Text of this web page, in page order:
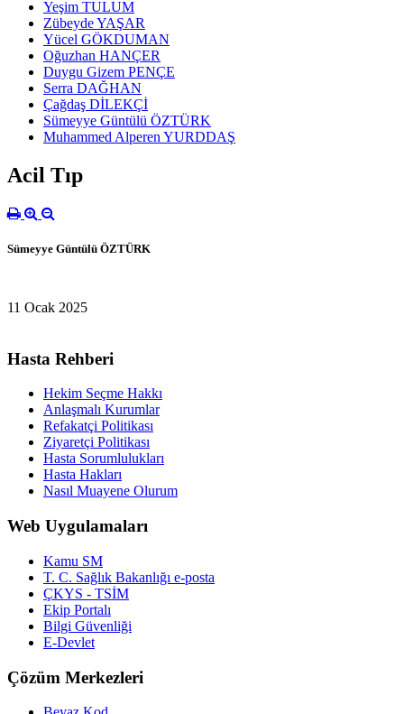
Yeşim TULUM
Zübeyde YAŞAR
Yücel GÖKDUMAN
Oğuzhan HANÇER
Duygu Gizem PENÇE
Serra DAĞHAN
Çağdaş DİLEKÇİ
Sümeyye Güntülü ÖZTÜRK
Muhammed Alperen YURDDAŞ
Acil Tıp
Sümeyye Güntülü ÖZTÜRK
11 Ocak 2025
Hasta Rehberi
Hekim Seçme Hakkı
Anlaşmalı Kurumlar
Refakatçi Politikası
Ziyaretçi Politikası
Hasta Sorumlulukları
Hasta Hakları
Nasıl Muayene Olurum
Web Uygulamaları
Kamu SM
T. C. Sağlık Bakanlığı e-posta
ÇKYS - TSİM
Ekip Portalı
Bilgi Güvenliği
E-Devlet
Çözüm Merkezleri